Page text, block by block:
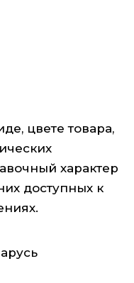
цвете товара,
характер
доступных к